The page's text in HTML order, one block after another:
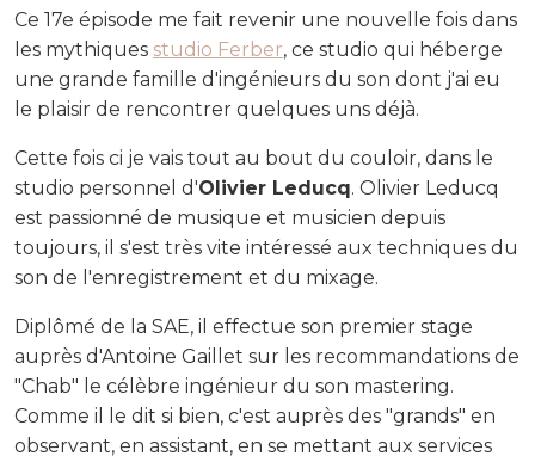
Ce 17e épisode me fait revenir une nouvelle fois dans
les mythiques studio Ferber, ce studio qui héberge
une grande famille d'ingénieurs du son dont j'ai eu
le plaisir de rencontrer quelques uns déjà.
Cette fois ci je vais tout au bout du couloir, dans le
studio personnel d'Olivier Leducq. Olivier Leducq
est passionné de musique et musicien depuis
toujours, il s'est très vite intéressé aux techniques du
son de l'enregistrement et du mixage.
Diplômé de la SAE, il effectue son premier stage
auprès d'Antoine Gaillet sur les recommandations de
"Chab" le célèbre ingénieur du son mastering.
Comme il le dit si bien, c'est auprès des "grands" en
observant, en assistant, en se mettant aux services